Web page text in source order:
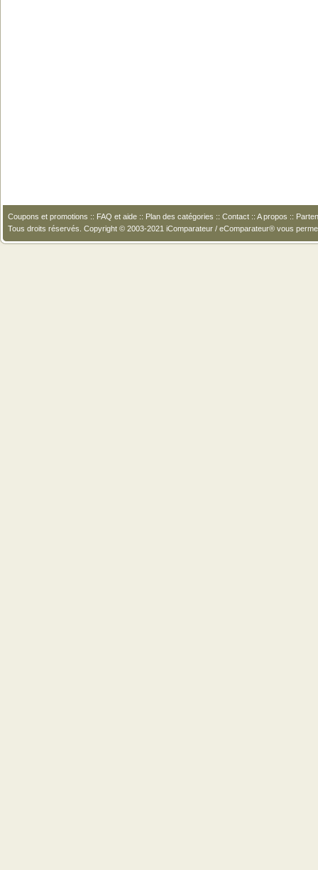
Coupons et promotions :: FAQ et aide :: Plan des catégories :: Contact :: A propos ::
Tous droits réservés. Copyright © 2003-2021 iComparateur / eComparateur® vous